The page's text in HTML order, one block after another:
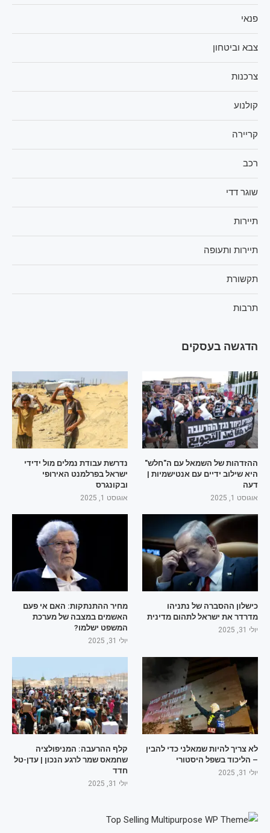
פנאי
צבא וביטחון
צרכנות
קולנוע
קריירה
רכב
שוגר דדי
תיירות
תיירות ותעופה
תקשורת
תרבות
הדגשה בעסקים
ההזדהות של השמאל עם ה"חלש"
היא שילוב ידיים עם אנטישמיות |
דעה
אוגוסט 1, 2025
נדרשת עבודת נמלים מול ידידי
ישראל בפרלמנט האירופי
ובקונגרס
אוגוסט 1, 2025
כישלון ההסברה של נתניהו
מדרדר את ישראל לתהום מדינית
יולי 31, 2025
מחיר ההתנתקות: האם אי פעם
האשמים במצבה של מערכת
המשפט ישלמו?
יולי 31, 2025
לא צריך להיות שמאלני כדי להבין
– הליכוד בשפל היסטורי
יולי 31, 2025
קלף ההרעבה: המניפולציה
שחמאס שמר לרגע הנכון | עדן-טל
חדד
יולי 31, 2025